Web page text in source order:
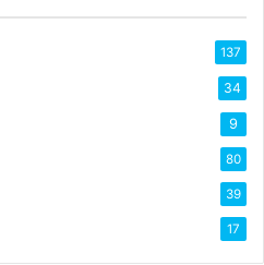
137
34
9
80
39
17